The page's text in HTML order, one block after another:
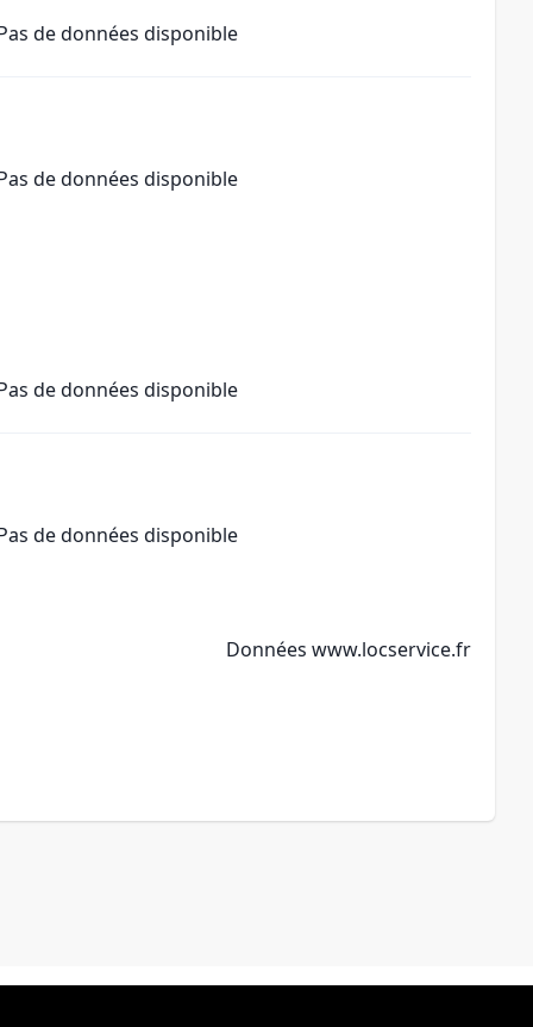
de données disponible
de données disponible
de données disponible
de données disponible
Données www.locservice.fr